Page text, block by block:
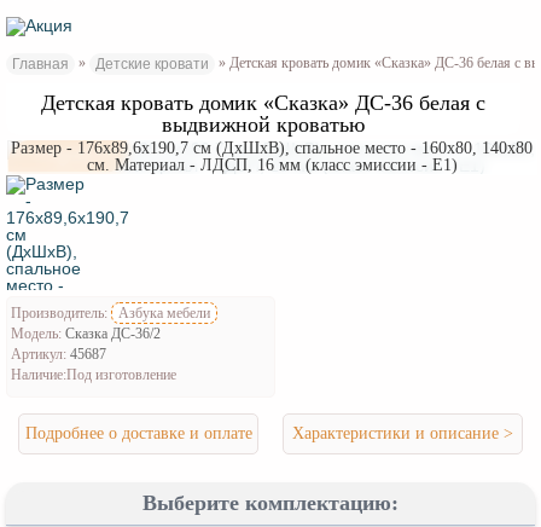
Главная » Детские кровати » Детская кровать домик «Сказка» ДС-36 белая с
Детская кровать домик «Сказка» ДС-36 белая с
выдвижной кроватью
Размер - 176х89,6х190,7 см (ДxШxВ), спальное место - 160x80, 140х80
см. Материал - ЛДСП, 16 мм (класс эмиссии - Е1)
Производитель:
Азбука мебели
Модель: Сказка ДС-36/2
Артикул: 45687
Наличие:Под изготовление
Подробнее о доставке и оплате Характеристики и описание >
Выберите комплектацию: